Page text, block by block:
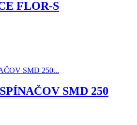
FLOR-S
SMD 250